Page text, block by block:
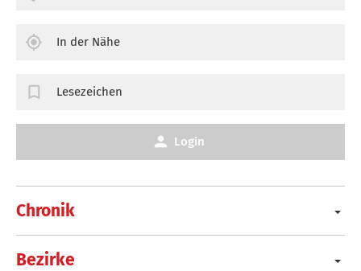
Chronik
Bezirke
In der Nähe
Lesezeichen
Login